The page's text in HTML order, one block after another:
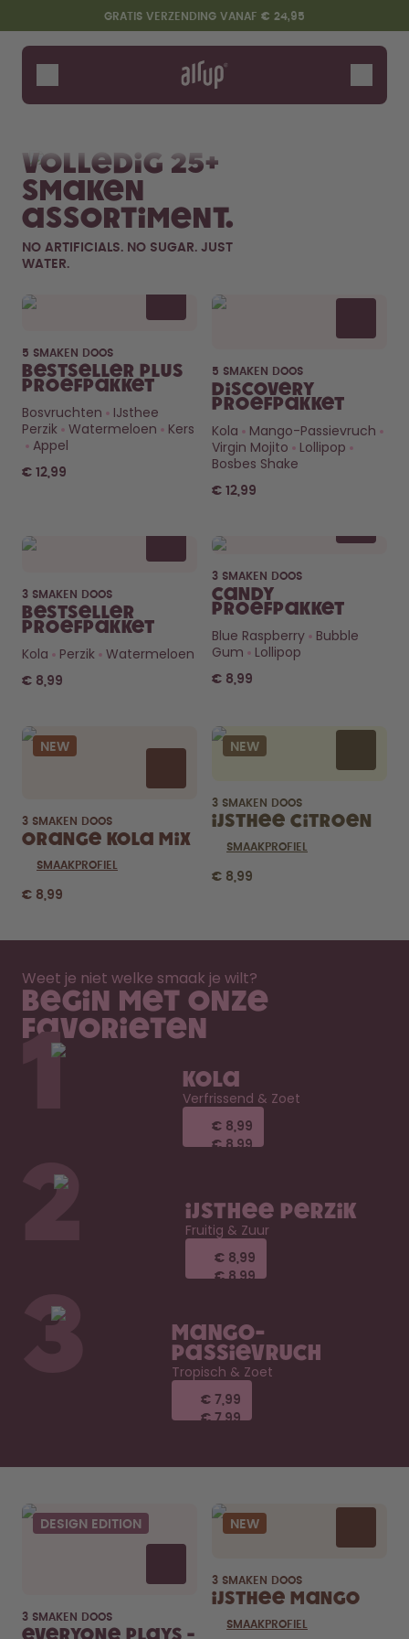
Overslaan en naar de inhoud gaan
ToegankelijkheidsverklaringGRATIS VERZENDING VANAF € 24,95
Flessen
Smaken
Starter Sets
Zeg hallo tegen de "O"
Hoe het werkt
Support & FAQ
Vergelijk de flessen
Volledig 25+
smaken
assortiment.
NO ARTIFICIALS. NO SUGAR. JUST
WATER.
Flavor details
Weet je niet welke smaak je wilt?
Begin met onze
favorieten
1 Kola
Verfrissend & Zoet
€ 8,99
€ 8,99
€ 8,99
2 IJsthee Perzik
Fruitig & Zuur
€ 8,99
€ 8,99
€ 8,99
3
Mango-
Passievruch
Tropisch & Zoet
€ 7,99
€ 7,99
€ 7,99
5 SMAKEN DOOS
Bestseller Plus
Proefpakket
Bosvruchten
IJsthee
Perzik Watermeloen
Kers
Appel
€ 12,99
5 SMAKEN DOOS
Discovery
Proefpakket
Kola
Mango-Passievruch
Virgin Mojito
Lollipop
Bosbes Shake
€ 12,99
3 SMAKEN DOOS
Bestseller
Proefpakket
Kola
Perzik Watermeloen
€ 8,99
3 SMAKEN DOOS
Candy
Proefpakket
Blue Raspberry
Bubble
Gum
Lollipop
€ 8,99
NEW
3 SMAKEN DOOS
Orange Kola Mix
SMAAKPROFIEL
€ 8,99
NEW
3 SMAKEN DOOS
IJsthee Citroen
SMAAKPROFIEL
€ 8,99
DESIGN EDITION
3 SMAKEN DOOS
Everyone Plays -
NEW
3 SMAKEN DOOS
IJsthee Mango
SMAAKPROFIEL